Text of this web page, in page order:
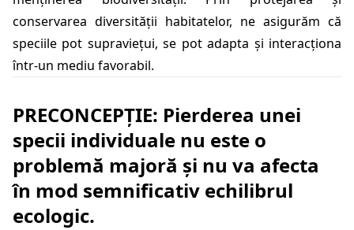
conservarea diversității habitatelor, ne asigurăm că
speciile pot supraviețui, se pot adapta și interacționa
într-un mediu favorabil.
PRECONCEPȚIE: Pierderea unei
specii individuale nu este o
problemă majoră și nu va afecta
în mod semnificativ echilibrul
ecologic.